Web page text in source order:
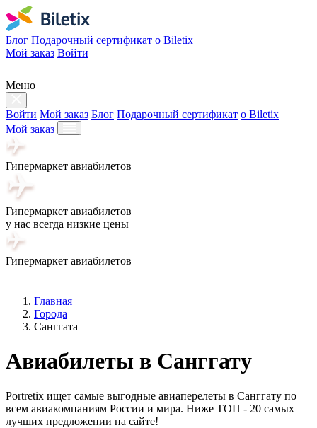
Блог Подарочный сертификат о Biletix
Мой заказ Войти
Меню
Войти Мой заказ Блог Подарочный сертификат о Biletix
Мой заказ
Гипермаркет авиабилетов
Гипермаркет авиабилетов
у нас всегда низкие цены
Гипермаркет авиабилетов
Главная
Города
Санггата
Авиабилеты в Санггату
Portretix ищет самые выгодные авиаперелеты в Санггату по
всем авиакомпаниям России и мира. Ниже ТОП - 20 самых
лучших предложении на сайте!